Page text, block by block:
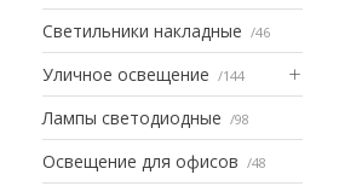
Светильники накладные 46
Уличное освещение 144
Лампы светодиодные 98
Освещение для офисов 48